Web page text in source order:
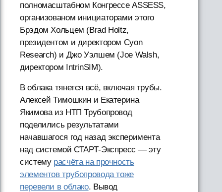
полномасштабном Конгрессе ASSESS,
организованом инициаторами этого
Брэдом Хольцем (Brad Holtz,
президентом и директором Cyon
Research) и Джо Уэлшем (Joe Walsh,
директором IntrinSIM).
В облака тянется всё, включая трубы.
Алексей Тимошкин и Екатерина
Якимова из НТП Трубопровод
поделились результатами
начавшагося год назад эксперимента
над системой СТАРТ-Экспресс — эту
систему расчёта на прочность
элементов трубопровода тоже
перевели в облако. Вывод